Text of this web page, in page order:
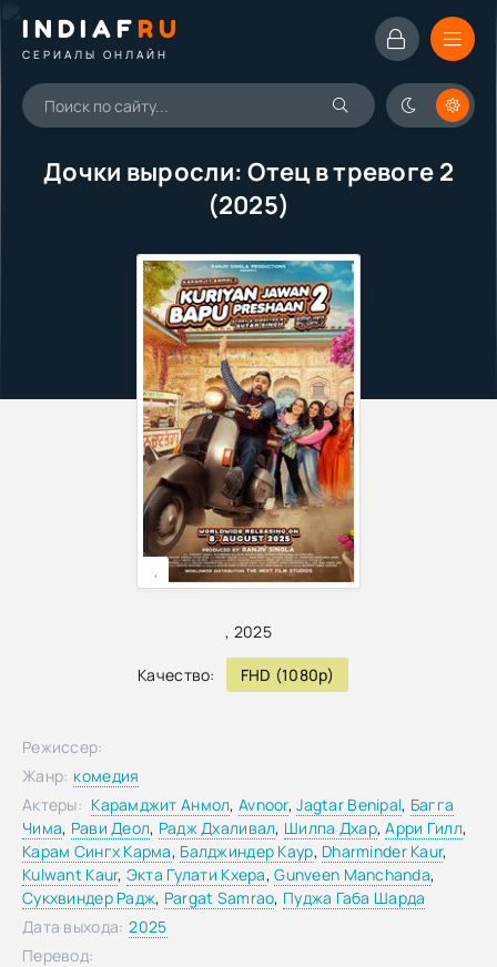
INDIAFRU
СЕРИАЛЫ ОНЛАЙН
Дочки выросли: Отец в тревоге 2
(2025)
, 2025
Качество: FHD (1080p)
,
Режиссер:
Жанр: комедия
Актеры: Карамджит Анмол,Avnoor,Jagtar Benipal, Багга
Чима, Рави Деол, Радж Дхаливал, Шилпа Дхар,Арри Гилл,
Карам Сингх Карма, Балджиндер Каур, Dharminder Kaur,
Kulwant Kaur, Экта Гулати Кхера,Gunveen Manchanda,
Сукхвиндер Радж, Pargat Samrao, Пуджа Габа Шарда
Дата выхода: 2025
Перевод: